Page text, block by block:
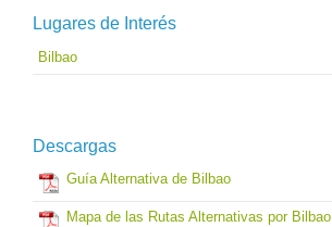
Lugares de Interés
Bilbao
Descargas
Guía Alternativa de Bilbao
Mapa de las Rutas Alternativas por Bilbao